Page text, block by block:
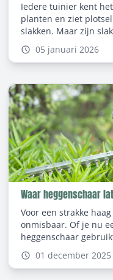
Iedere tuinier kent
planten en ziet
slakken. Maar zijn
antwoord is
in de natuur, maar
dit blog bekijken we
doen tegen slakken
05 januari 2026
Waar heggenschaar
Voor een strakke
onmisbaar. Of je nu
heggenschaar
zwaar en
weten waar je je
je gereedschap altijd
01 december 2025